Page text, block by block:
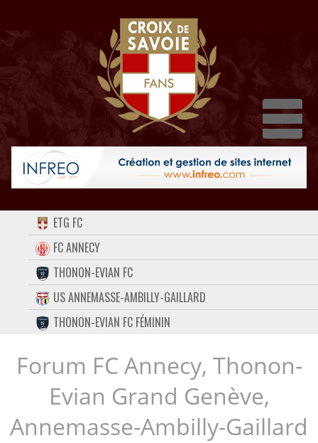
ACCUEIL
FORUM
CONTACT
FACEBOOK
TWITTER
INSTAGRAM
ETG FC
FC ANNECY
THONON-EVIAN FC
US ANNEMASSE-AMBILLY-GAILLARD
THONON-EVIAN FC FÉMININ
Forum FC Annecy, Thonon-
Evian Grand Genève,
Annemasse-Ambilly-Gaillard